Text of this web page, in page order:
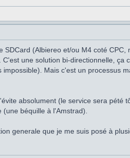
(Albiereo et/ou M4 coté
une solution bi-directionnelle, ça
Mais c'est un processus
absolument (le service sera pété
béquille à l'Amstrad).
generale que je me suis posé à